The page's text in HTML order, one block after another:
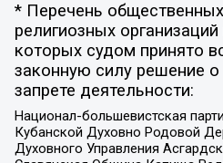
* Перечень
религиозных
которых судом принято
законную силу решение
запрете деятельности:
Национал-большевистская
Кубанской Духовно Родовой
Духовного Управления